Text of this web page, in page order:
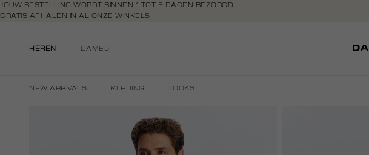
Navigeer
direct naar
Open de
JOUW BESTELLING WORDT BINNEN 1 TOT 5 DAGEN BEZORGD
GRATIS AFHALEN IN AL ONZE WINKELS
HEREN
DAMES
NEW ARRIVALS KLEDING LOOKS